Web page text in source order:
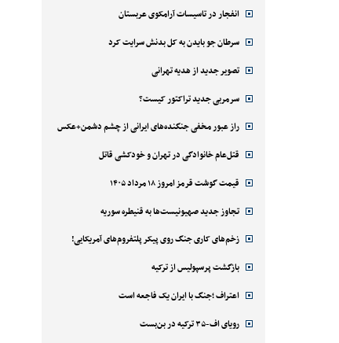
انفجار در تاسیسات آرامکوی عربستان
سرطان جو بایدن به کل بدنش سرایت کرد
تصویر جدید از هدیه تهرانی
سرمربی جدید تراکتور کیست؟
راز عبور مخفی جنگنده‌های ایرانی از چشم دشمن+عکس
قتل‌‌عام خانوادگی در تهران و خودکشی قاتل
قیمت گوشت قرمز امروز ۱۸ مرداد ۱۴۰۵
تجاوز جدید صهیونیست‌ها به قنیطره سوریه
زخم‌های کاری جنگ روی پیکر پلتفروم‌های آمریکایی!
بازگشت پرسپولیس از ترکیه
اعتراف ؛جنگ با ایران یک فاجعه است
رویای اف-۳۵ ترکیه در بن‌بست